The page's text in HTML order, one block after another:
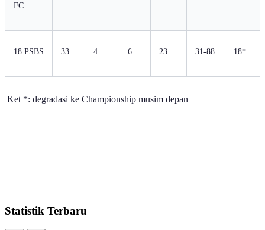
FC
18.PSBS 33 4 6 23 31-88 18*
Ket *: degradasi ke Championship musim depan
Statistik Terbaru